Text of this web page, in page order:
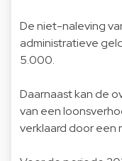
De niet-naleving
administratieve
5.000.
Daarnaast kan de
van een
verklaard door een